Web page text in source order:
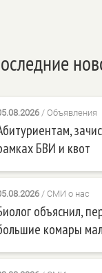
/ Объявления
БВИ и квот
/ СМИ о нас
объяснил,
комары